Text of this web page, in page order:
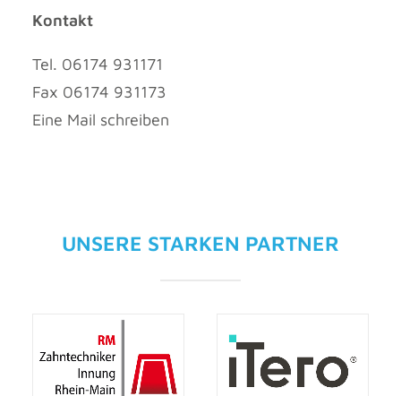
Kontakt
Tel. 06174 931171
Fax 06174 931173
Eine Mail schreiben
UNSERE STARKEN PARTNER